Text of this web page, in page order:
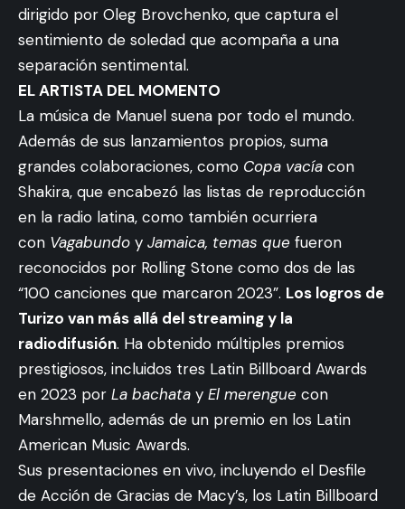
dirigido por Oleg Brovchenko, que captura el
sentimiento de soledad que acompaña a una
separación sentimental.
EL ARTISTA DEL MOMENTO
La música de Manuel suena por todo el mundo.
Además de sus lanzamientos propios, suma
grandes colaboraciones, como Copa vacía con
Shakira, que encabezó las listas de reproducción
en la radio latina, como también ocurriera
con Vagabundo y Jamaica, temas que fueron
reconocidos por Rolling Stone como dos de las
“100 canciones que marcaron 2023”. Los logros de
Turizo van más allá del streaming y la
radiodifusión. Ha obtenido múltiples premios
prestigiosos, incluidos tres Latin Billboard Awards
en 2023 por La bachata y El merengue con
Marshmello, además de un premio en los Latin
American Music Awards.
Sus presentaciones en vivo, incluyendo el Desfile
de Acción de Gracias de Macy’s, los Latin Billboard